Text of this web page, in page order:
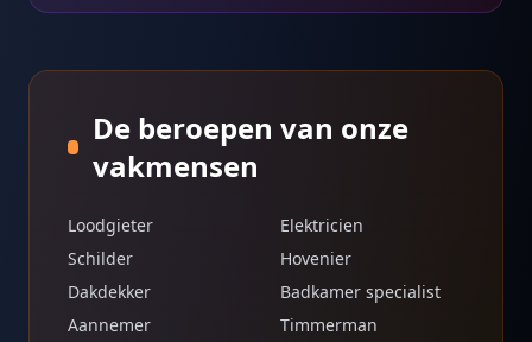
De beroepen van onze
vakmensen
Loodgieter
Elektricien
Schilder
Hovenier
Dakdekker
Badkamer specialist
Aannemer
Timmerman